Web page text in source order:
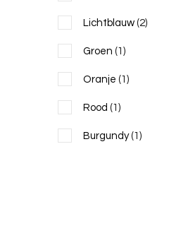
Lichtblauw (2)
Groen (1)
Oranje (1)
Rood (1)
Burgundy(1)